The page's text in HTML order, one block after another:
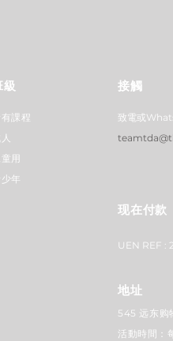
級 接觸
致電或
課程
用
年
现在付款
UEN REF :
地址
545 远东购
活動時間：